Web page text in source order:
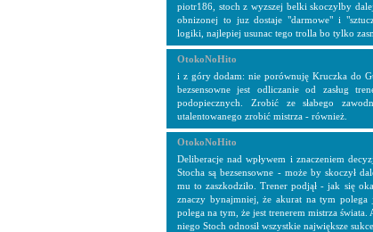
piotr186, stoch z wyzszej belki skoczylby
obnizonej to juz dostaje "darmowe" i
logiki, najlepiej usunac tego trolla bo tylko
OtokoNoHito
i z góry dodam: nie porównuję Kruczka do
bezsensowne jest odliczanie od zasług
podopiecznych. Zrobić ze słabego
utalentowanego zrobić mistrza - również.
OtokoNoHito
Deliberacje nad wpływem i znaczeniem
Stocha są bezsensowne - może by skoczył
mu to zaszkodziło. Trener podjął - jak się
znaczy bynajmniej, że akurat na tym polega
polega na tym, że jest trenerem mistrza
niego Stoch odnosił wszystkie największe